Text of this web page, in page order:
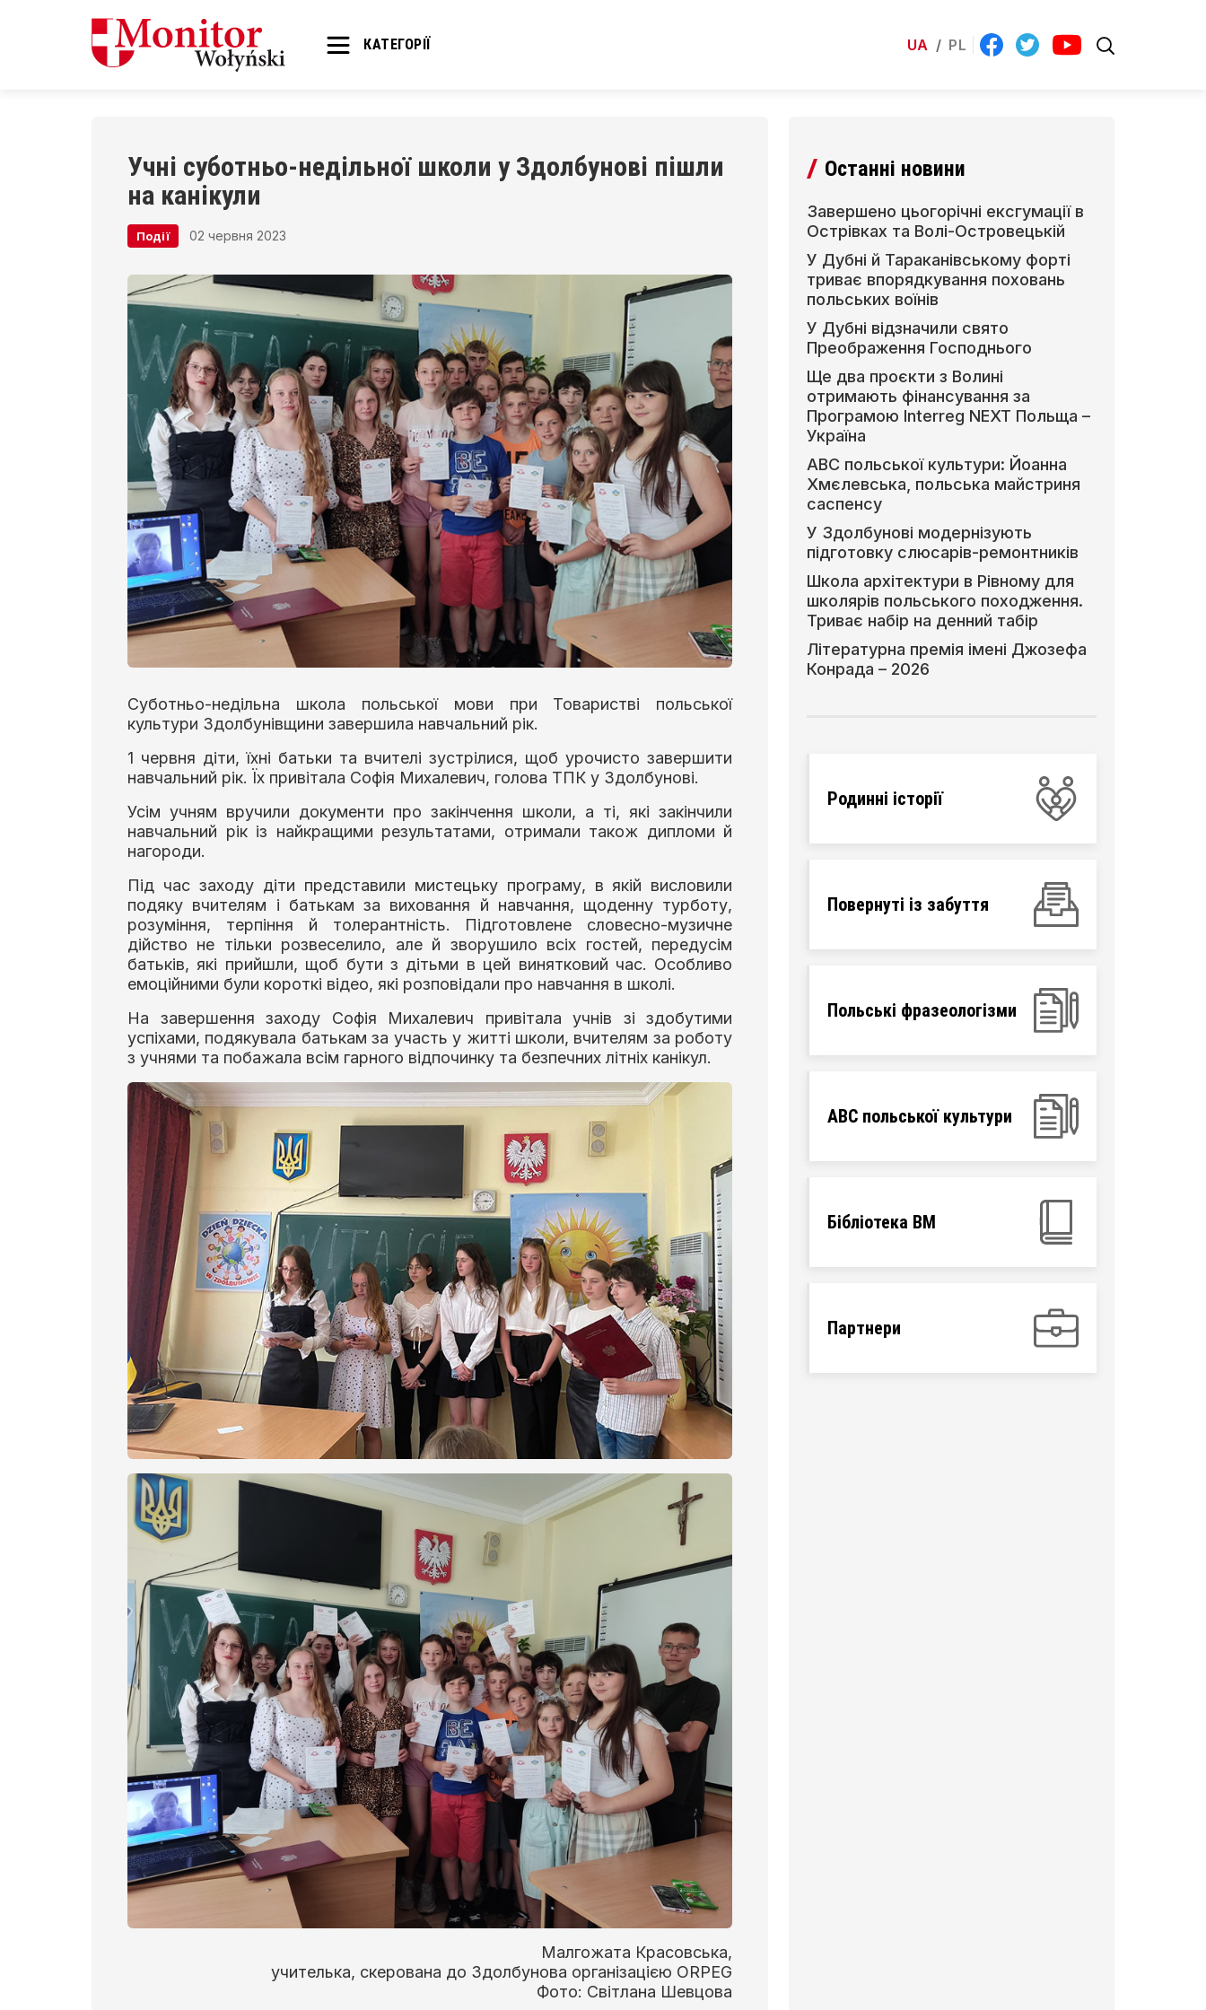
КАТЕГОРІЇ UA / PL
Учні суботньо-недільної школи у Здолбунові пішли
на канікули
Події 02 червня 2023
Суботньо-недільна школа польської мови при Товаристві польської
культури Здолбунівщини завершила навчальний рік.
1 червня діти, їхні батьки та вчителі зустрілися, щоб урочисто завершити
навчальний рік. Їх привітала Софія Михалевич, голова ТПК у Здолбунові.
Усім учням вручили документи про закінчення школи, а ті, які закінчили
навчальний рік із найкращими результатами, отримали також дипломи й
нагороди.
Під час заходу діти представили мистецьку програму, в якій висловили
подяку вчителям і батькам за виховання й навчання, щоденну турботу,
розуміння, терпіння й толерантність. Підготовлене словесно-музичне
дійство не тільки розвеселило, але й зворушило всіх гостей, передусім
батьків, які прийшли, щоб бути з дітьми в цей винятковий час. Особливо
емоційними були короткі відео, які розповідали про навчання в школі.
На завершення заходу Софія Михалевич привітала учнів зі здобутими
успіхами, подякувала батькам за участь у житті школи, вчителям за роботу
з учнями та побажала всім гарного відпочинку та безпечних літніх канікул.
Малгожата Красовська,
учителька, скерована до Здолбунова організацією ORPEG
Фото: Світлана Шевцова
Останні новини
Завершено цьогорічні ексгумації в
Острівках та Волі-Островецькій
У Дубні й Тараканівському форті
триває впорядкування поховань
польських воїнів
У Дубні відзначили свято
Преображення Господнього
Ще два проєкти з Волині
отримають фінансування за
Програмою Interreg NEXT Польща –
Україна
АВС польської культури: Йоанна
Хмєлевська, польська майстриня
саспенсу
У Здолбунові модернізують
підготовку слюсарів-ремонтників
Школа архітектури в Рівному для
школярів польського походження.
Триває набір на денний табір
Літературна премія імені Джозефа
Конрада – 2026
Родинні історії
Повернуті із забуття
Польські фразеологізми
ABC польської культури
Бібліотека ВМ
Партнери